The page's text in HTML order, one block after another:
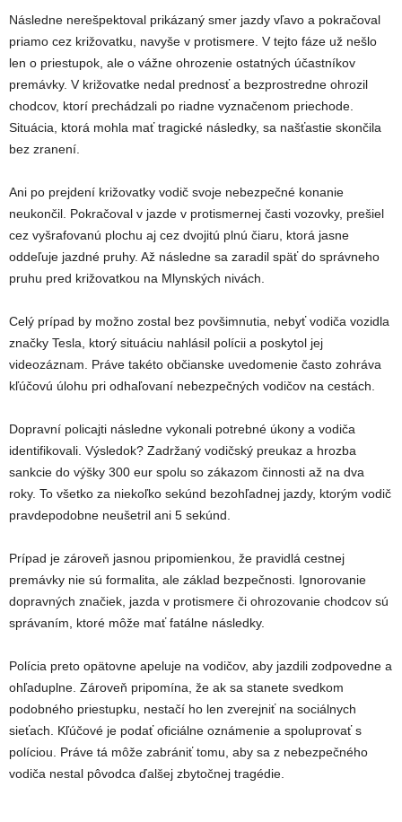
Následne nerešpektoval prikázaný smer jazdy vľavo a pokračoval
priamo cez križovatku, navyše v protismere. V tejto fáze už nešlo
len o priestupok, ale o vážne ohrozenie ostatných účastníkov
premávky. V križovatke nedal prednosť a bezprostredne ohrozil
chodcov, ktorí prechádzali po riadne vyznačenom priechode.
Situácia, ktorá mohla mať tragické následky, sa našťastie skončila
bez zranení.
Ani po prejdení križovatky vodič svoje nebezpečné konanie
neukončil. Pokračoval v jazde v protismernej časti vozovky, prešiel
cez vyšrafovanú plochu aj cez dvojitú plnú čiaru, ktorá jasne
oddeľuje jazdné pruhy. Až následne sa zaradil späť do správneho
pruhu pred križovatkou na Mlynských nivách.
Celý prípad by možno zostal bez povšimnutia, nebyť vodiča vozidla
značky Tesla, ktorý situáciu nahlásil polícii a poskytol jej
videozáznam. Práve takéto občianske uvedomenie často zohráva
kľúčovú úlohu pri odhaľovaní nebezpečných vodičov na cestách.
Dopravní policajti následne vykonali potrebné úkony a vodiča
identifikovali. Výsledok? Zadržaný vodičský preukaz a hrozba
sankcie do výšky 300 eur spolu so zákazom činnosti až na dva
roky. To všetko za niekoľko sekúnd bezohľadnej jazdy, ktorým vodič
pravdepodobne neušetril ani 5 sekúnd.
Prípad je zároveň jasnou pripomienkou, že pravidlá cestnej
premávky nie sú formalita, ale základ bezpečnosti. Ignorovanie
dopravných značiek, jazda v protismere či ohrozovanie chodcov sú
správaním, ktoré môže mať fatálne následky.
Polícia preto opätovne apeluje na vodičov, aby jazdili zodpovedne a
ohľaduplne. Zároveň pripomína, že ak sa stanete svedkom
podobného priestupku, nestačí ho len zverejniť na sociálnych
sieťach. Kľúčové je podať oficiálne oznámenie a spoluprovať s
políciou. Práve tá môže zabrániť tomu, aby sa z nebezpečného
vodiča nestal pôvodca ďalšej zbytočnej tragédie.